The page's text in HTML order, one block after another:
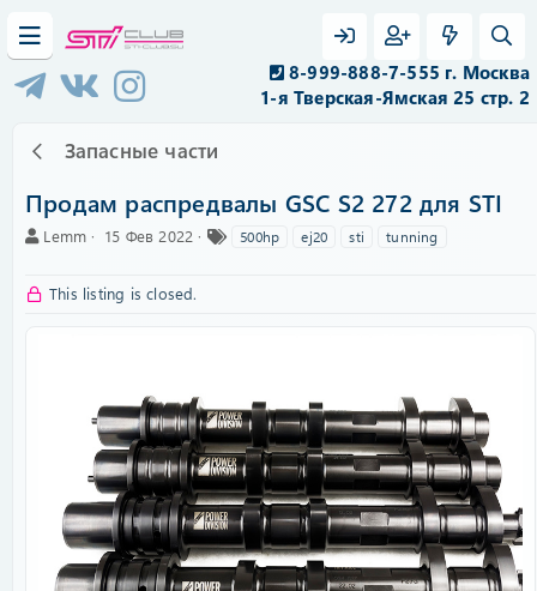
8-999-888-7-555 г. Москва
1-я Тверская-Ямская 25 стр. 2
Запасные части
Продам распредвалы GSC S2 272 для STI
А
о
Lemm
C
a
d
a
t
e
15 Фев 2022 500hp ej20 sti tunning
This listing is closed.